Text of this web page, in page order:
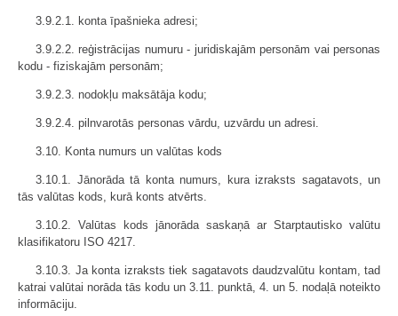
3.9.2.1. konta īpašnieka adresi;
3.9.2.2. reģistrācijas numuru - juridiskajām personām vai personas
kodu - fiziskajām personām;
3.9.2.3. nodokļu maksātāja kodu;
3.9.2.4. pilnvarotās personas vārdu, uzvārdu un adresi.
3.10. Konta numurs un valūtas kods
3.10.1. Jānorāda tā konta numurs, kura izraksts sagatavots, un
tās valūtas kods, kurā konts atvērts.
3.10.2. Valūtas kods jānorāda saskaņā ar Starptautisko valūtu
klasifikatoru ISO 4217.
3.10.3. Ja konta izraksts tiek sagatavots daudzvalūtu kontam, tad
katrai valūtai norāda tās kodu un 3.11. punktā, 4. un 5. nodaļā noteikto
informāciju.